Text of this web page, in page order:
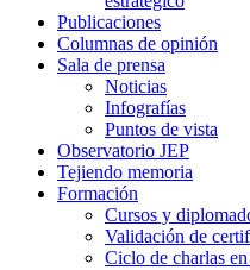
Publicaciones
Columnas de opinión
Sala de prensa
Noticias
Infografías
Puntos de vista
Observatorio JEP
Tejiendo memoria
Formación
Cursos y
Validación de
Ciclo de charlas